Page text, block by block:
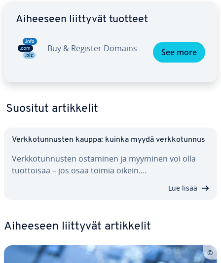
Aiheeseen liittyvät tuotteet
Buy & Register Domains See more
Suositut ar­tik­ke­lit
Verk­ko­tun­nus­ten kauppa: kuinka myydä verk­ko­tun­nus
Verk­ko­tun­nus­ten ostaminen ja myyminen voi olla
tuot­toi­saa – jos osaa toimia oikein.…
Lue lisää
Aiheeseen liittyvät ar­tik­ke­lit